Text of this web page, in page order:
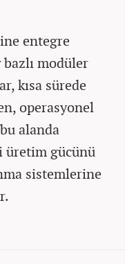
entegre
modüler
kısa sürede
operasyonel
alanda
üretim gücünü
sistemlerine